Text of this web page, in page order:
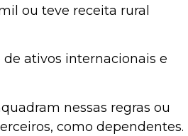
ou teve receita rural
ativos internacionais e
nessas regras ou
como dependentes.